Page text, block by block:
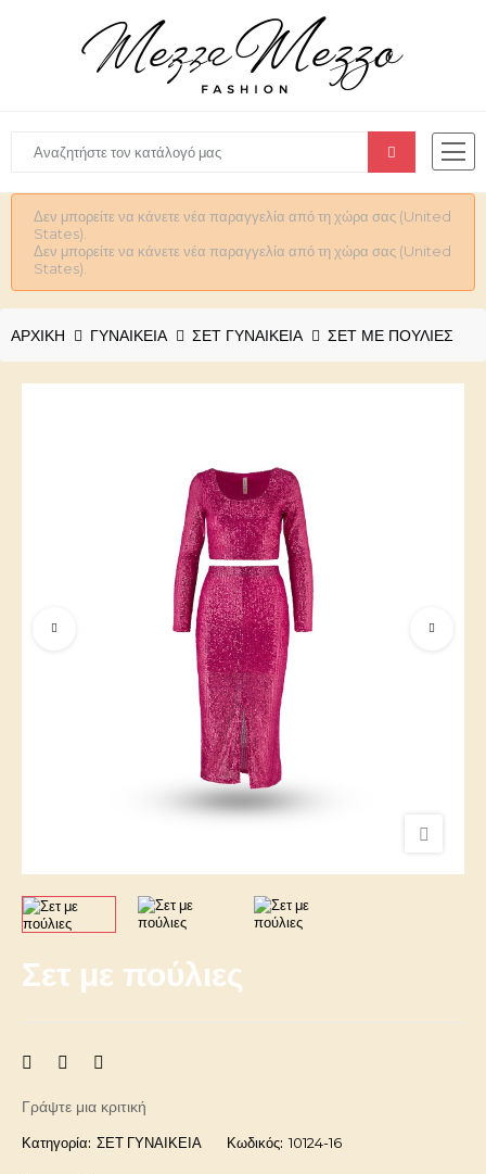
Δεν μπορείτε να κάνετε νέα παραγγελία από τη χώρα σας (United
States).
Δεν μπορείτε να κάνετε νέα παραγγελία από τη χώρα σας (United
States).
ΑΡΧΙΚΉ ΓΥΝΑΙΚΕΊΑ ΣΕΤ ΓΥΝΑΙΚΕΙΑ ΣΕΤ ΜΕ ΠΟΎΛΙΕΣ
Σετ με πούλιες
Γράψτε μια κριτική
Κατηγορία: ΣΕΤ ΓΥΝΑΙΚΕΙΑ Κωδικός: 10124-16